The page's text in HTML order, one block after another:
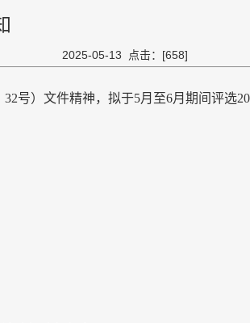
2025-05-13 点击：[658]
号）文件精神，拟于5月至6月期间评选